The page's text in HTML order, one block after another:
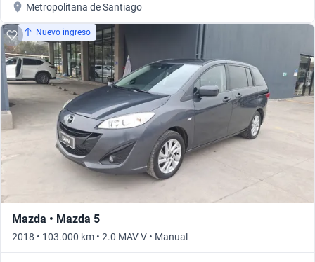
Metropolitana de Santiago
Nuevo ingreso
Mazda • Mazda 5
2018 • 103.000 km • 2.0 MAV V • Manual